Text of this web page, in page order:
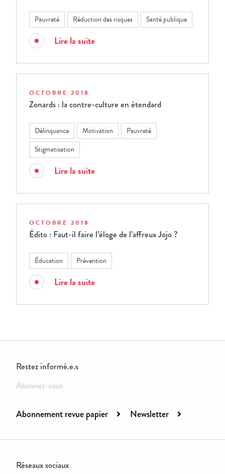
Pauvreté Réduction des risques Santé publique
Lire la suite
OCTOBRE 2018
Zonards : la contre-culture en étendard
Délinquance Motivation
Pauvreté
Stigmatisation
Lire la suite
OCTOBRE 2018
Édito : Faut-il faire l’éloge de l’affreux Jojo ?
Éducation Prévention
Lire la suite
Restez informé.e.s
Abonnez-vous
Abonnement revue papier Newsletter
Réseaux sociaux